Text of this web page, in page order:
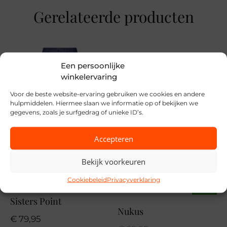
Een persoonlijke
winkelervaring
Voor de beste website-ervaring gebruiken we cookies en andere
hulpmiddelen. Hiermee slaan we informatie op of bekijken we
gegevens, zoals je surfgedrag of unieke ID’s.
Accepteren
Bekijk voorkeuren
CookiebeleidPrivacyverklaring
STD
Gerelateerde producten
Sisters Point
€ 79,95
Nukus